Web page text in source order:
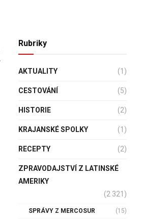
Rubriky
AKTUALITY (1)
CESTOVÁNÍ (5)
HISTORIE (2)
KRAJANSKÉ SPOLKY (1)
RECEPTY (2)
ZPRAVODAJSTVÍ Z LATINSKÉ
AMERIKY
(2 321)
SPRÁVY Z MERCOSUR
(15)